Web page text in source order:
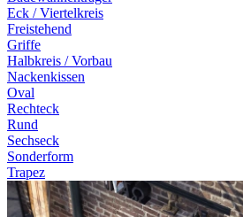
Eck / Viertelkreis
Freistehend
Griffe
Halbkreis / Vorbau
Nackenkissen
Oval
Rechteck
Rund
Sechseck
Sonderform
Trapez